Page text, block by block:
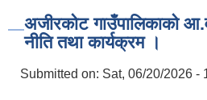
अजीरकोट गाउँपालिकाको
नीति तथा कार्यक्रम ।
Submitted on: Sat, 06/20/2026 -